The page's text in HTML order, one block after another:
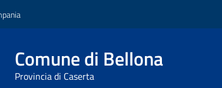
Comune di Bellona
Provincia di Caserta